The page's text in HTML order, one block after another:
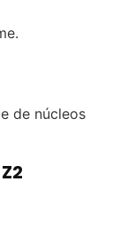
de núcleos